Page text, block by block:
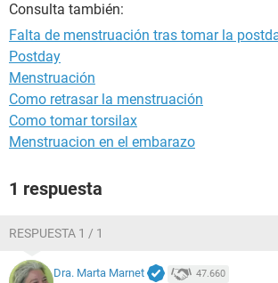
Consulta también:
Falta de menstruación tras tomar la
Postday
Menstruación
Como retrasar la menstruación
Como tomar torsilax
Menstruacion en el embarazo
1 respuesta
RESPUESTA 1 / 1
Dra. Marta Marnet 47.660